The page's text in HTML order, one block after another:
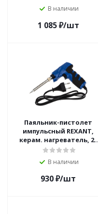
В наличии
1 085₽/шт
Паяльник-пистолет
импульсный REXANT,
керам. нагреватель, 25
Вт / 130 Вт, 230 В, серия
В наличии
930₽/шт